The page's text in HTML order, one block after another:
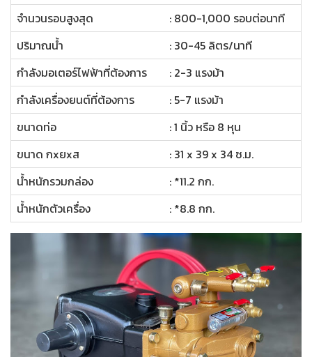
จำนวนรอบสูงสุด
: 800-1,000 รอบต่อนาที
ปริมาณน้ำ
: 30-45 ลิตร/นาที
กำลังมอเตอร์ไฟฟ้าที่ต้องการ
: 2-3 แรงม้า
กำลังเครื่องยนต์ที่ต้องการ
: 5-7 แรงม้า
ขนาดท่อ
: 1 นิ้ว หรือ 8 หุน
ขนาด กxยxส
: 31 x 39 x 34 ซ.ม.
น้ำหนักรวมกล่อง
: *11.2 กก.
น้ำหนักตัวเครื่อง
: *8.8 กก.